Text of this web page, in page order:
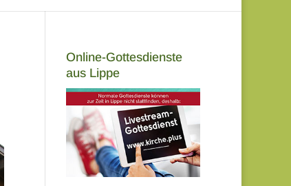
Online-Gottesdienste
aus Lippe